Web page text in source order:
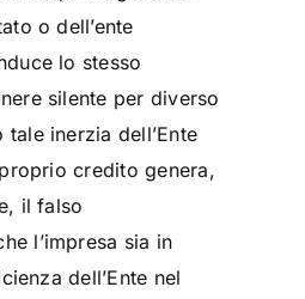
o dell’ente
lo stesso
silente per diverso
inerzia dell’Ente
credito genera,
il falso
l’impresa sia in
dell’Ente nel